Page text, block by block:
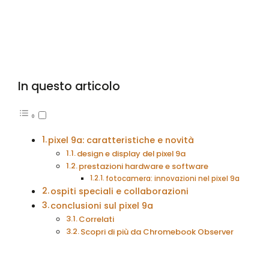
In questo articolo
pixel 9a: caratteristiche e novità
design e display del pixel 9a
prestazioni hardware e software
fotocamera: innovazioni nel pixel 9a
ospiti speciali e collaborazioni
conclusioni sul pixel 9a
Correlati
Scopri di più da Chromebook Observer